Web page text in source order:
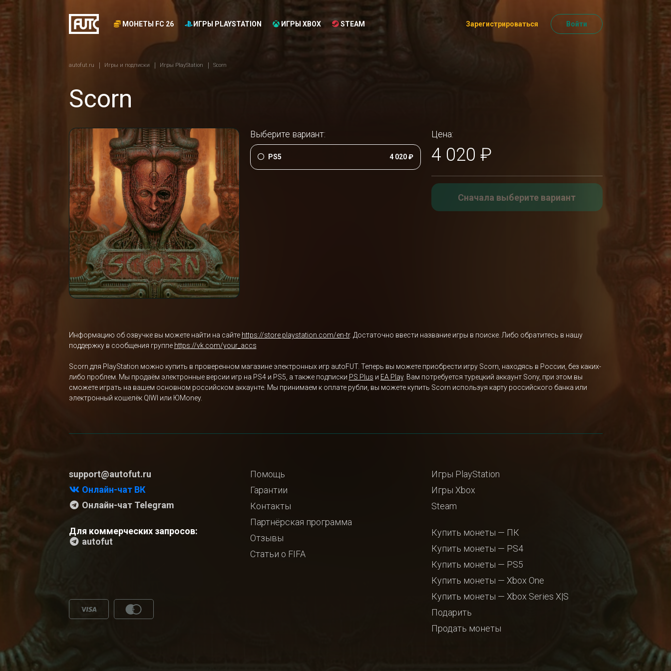
МОНЕТЫ FC 26 ИГРЫ PLAYSTATION ИГРЫ XBOX STEAM Зарегистрироваться Войти
autofut.ru Игры и подписки Игры PlayStation Scorn
Scorn
Выберите вариант:
PS5 4 020 ₽
Цена:
4 020 ₽
Сначала выберите вариант
Информацию об озвучке вы можете найти на сайте https://store.playstation.com/en-tr. Достаточно ввести название игры в поиске. Либо обратитесь в нашу
поддержку в сообщения группе https://vk.com/your_accs
Scorn для PlayStation можно купить в проверенном магазине электронных игр autoFUT. Теперь вы можете приобрести игру Scorn, находясь в России, без каких-
либо проблем. Мы продаём электронные версии игр на PS4 и PS5, а также подписки PS Plus и EA Play. Вам потребуется турецкий аккаунт Sony, при этом вы
сможете играть на вашем основном российском аккаунте. Мы принимаем к оплате рубли, вы можете купить Scorn используя карту российского банка или
электронный кошелёк QIWI или ЮMoney.
support@autofut.ru
Онлайн-чат ВК
Онлайн-чат Telegram
Для коммерческих запросов:
autofut
Помощь
Гарантии
Контакты
Партнёрская программа
Отзывы
Статьи о FIFA
Игры PlayStation
Игры Xbox
Steam
Купить монеты — ПК
Купить монеты — PS4
Купить монеты — PS5
Купить монеты — Xbox One
Купить монеты — Xbox Series X|S
Подарить
Продать монеты